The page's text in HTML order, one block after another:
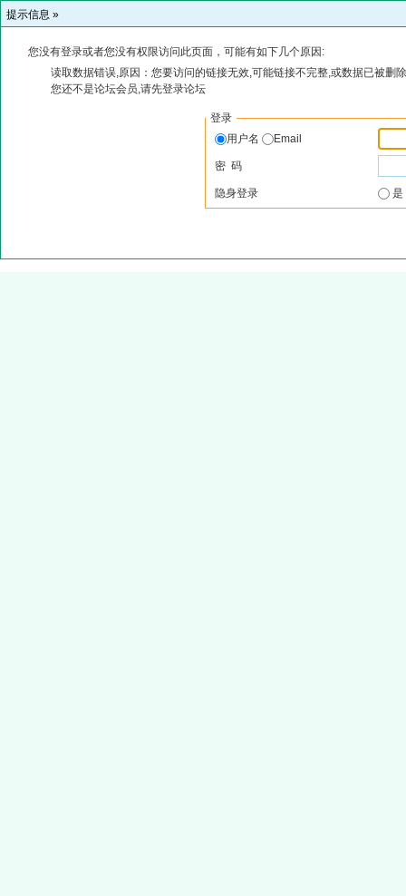
提示信息 »
您没有登录或者您没有权限访问此页面，可能有如下几个原因:
读取数据错误,原因：您要访问的链接无效,可能链接不完整,或数据已被删
您还不是论坛会员,请先登录论坛
登录
用户名
Email
密 码
隐身登录